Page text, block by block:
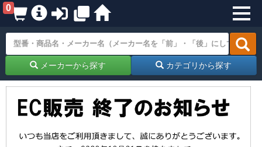
0
メーカーから探す カテゴリから探す